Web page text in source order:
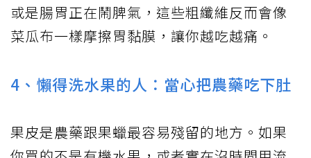
或是腸胃正在鬧脾氣，這些粗纖維反而會像
菜瓜布一樣摩擦胃黏膜，讓你越吃越痛。
4、懶得洗水果的人：當心把農藥吃下肚
果皮是農藥跟果蠟最容易殘留的地方。如果